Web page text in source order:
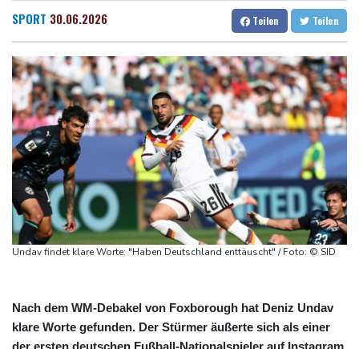
Dresden
Wien
35 °C
Salzburg
22 °C
Baden-Baden
23 °C
Forlán wird Nationaltrainer in Uruguay
Böden in Deutschland ähnlich trocken wie in Dürrejahren 2018
und 2022
Mutter mit 71 Stichen getötet und Leiche zerstückelt: Mann muss
in Psychiatrie
Nach Ausweisung von Journalistin: Russland wirft Frankreich
"politische Verfolgung" vor
Iran-Krieg: Berichte über US-Munitionsknappheit - Pakistan will
neue Gespräche
Fund von Sprengstoffdrohne sorgt für Debatte über
Luftsicherheit
SPORT 30.06.2026 Teilen Teilen
Undav findet klare Worte: "Haben Deutschland enttäuscht" / Foto: © SID
Nach dem WM-Debakel von Foxborough hat Deniz Undav
klare Worte gefunden. Der Stürmer äußerte sich als einer